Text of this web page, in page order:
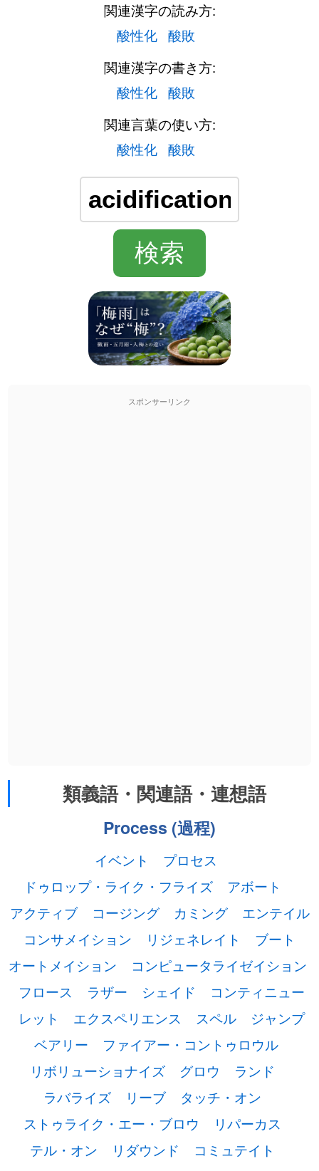
関連漢字の読み方:
酸性化 酸敗
関連漢字の書き方:
酸性化 酸敗
関連言葉の使い方:
酸性化 酸敗
スポンサーリンク
類義語・関連語・連想語
Process (過程)
イベント
プロセス
ドゥロップ・ライク・フライズ
アボート
アクティブ
コージング カミング
エンテイル
コンサメイション
リジェネレイト
ブート
オートメイション
コンピュータライゼイション
フロース
ラザー シェイド
コンティニュー
レット
エクスペリエンス スペル
ジャンプ
ベアリー
ファイアー・コントゥロウル
リボリューショナイズ
グロウ
ランド
ラバライズ
リーブ
タッチ・オン
ストゥライク・エー・ブロウ
リパーカス
テル・オン
リダウンド
コミュテイト